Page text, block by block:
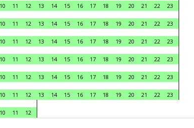
10 11 12 13 14 15 16 17 18 19 20 21 22
23
10 11 12 13 14 15 16 17 18 19 20 21 22
23
10 11 12 13 14 15 16 17 18 19 20 21 22
23
10 11 12 13 14 15 16 17 18 19 20 21 22
23
10 11 12 13 14 15 16 17 18 19 20 21 22
23
10 11 12 13 14 15 16 17 18 19 20 21 22
23
10 11 12